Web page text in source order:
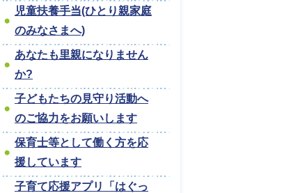
児童扶養手当(ひとり親家庭
のみなさまへ)
あなたも里親になりません
か?
子どもたちの見守り活動へ
のご協力をお願いします
保育士等として働く方を応
援しています
子育て応援アプリ「はぐっ